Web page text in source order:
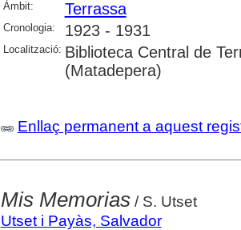
Àmbit: Terrassa
Cronologia: 1923 - 1931
Localització: Biblioteca Central de
(Matadepera)
Enllaç permanent a aquest
Mis Memorias/ S. Utset
Utset i Payàs, Salvador